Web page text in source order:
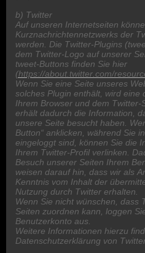
b) Twitter
Auf unseren Internetseiten
Kurznachrichtennetzwerks der
werden. Die Twitter-Plugins
dem Twitter-Logo auf unserer
tweet-Buttons finden Sie hier
(https://about.twitter.com/
Wenn Sie eine Seite unseres
solches Plugin enthält, wird eine
Ihrem Browser und dem
erhält dadurch die Information,
unsere Seite besucht haben.
Button“ anklicken, während Sie
eingeloggt sind, können Sie die
Ihrem Twitter-Profil verlinken.
Besuch unserer Seiten Ihrem
weisen darauf hin, dass wir als
Kenntnis vom Inhalt der
Nutzung durch Twitter erhalten.
Wenn Sie nicht wünschen, dass
Seiten zuordnen kann, loggen
Benutzerkonto aus.
Weitere Informationen hierzu
Datenschutzerklärung von